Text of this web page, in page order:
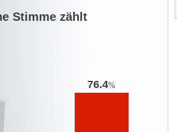
Stimme zählt
76.4%